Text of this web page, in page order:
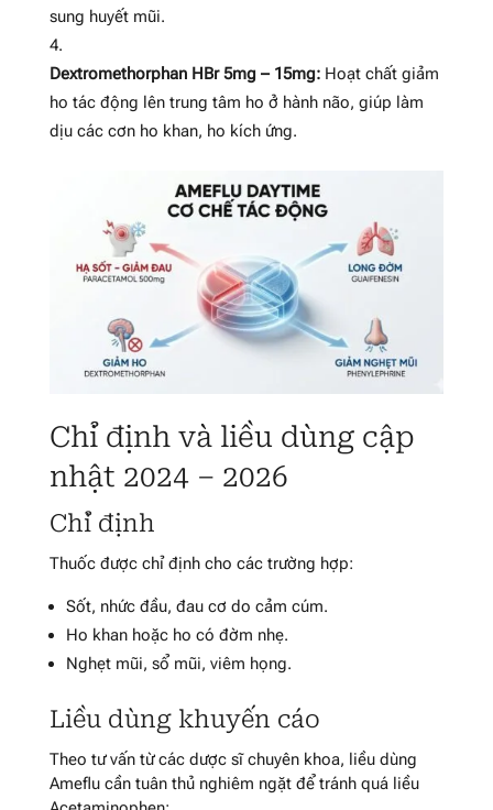
sung huyết mũi.
Dextromethorphan HBr 5mg – 15mg:Hoạt chất giảm
ho tác động lên trung tâm ho ở hành não, giúp làm
dịu các cơn ho khan, ho kích ứng.
Chỉ định và liều dùng cập
nhật 2024 – 2026
Chỉ định
Thuốc được chỉ định cho các trường hợp:
Sốt, nhức đầu, đau cơ do cảm cúm.
Ho khan hoặc ho có đờm nhẹ.
Nghẹt mũi, sổ mũi, viêm họng.
Liều dùng khuyến cáo
Theo tư vấn từ các dược sĩ chuyên khoa, liều dùng
Ameflu cần tuân thủ nghiêm ngặt để tránh quá liều